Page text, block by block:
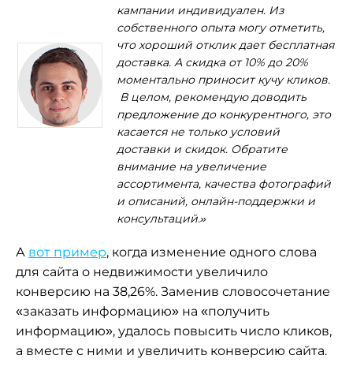
кампании индивидуален. Из
собственного опыта могу отметить,
что хороший отклик дает бесплатная
доставка. А скидка от 10% до 20%
моментально приносит кучу кликов.
В целом, рекомендую доводить
предложение до конкурентного, это
касается не только условий
доставки и скидок. Обратите
внимание на увеличение
ассортимента, качества фотографий
и описаний, онлайн-поддержки и
консультаций.»
А вот пример, когда изменение одного слова
для сайта о недвижимости увеличило
конверсию на 38,26%. Заменив словосочетание
«заказать информацию» на «получить
информацию», удалось повысить число кликов,
а вместе с ними и увеличить конверсию сайта.